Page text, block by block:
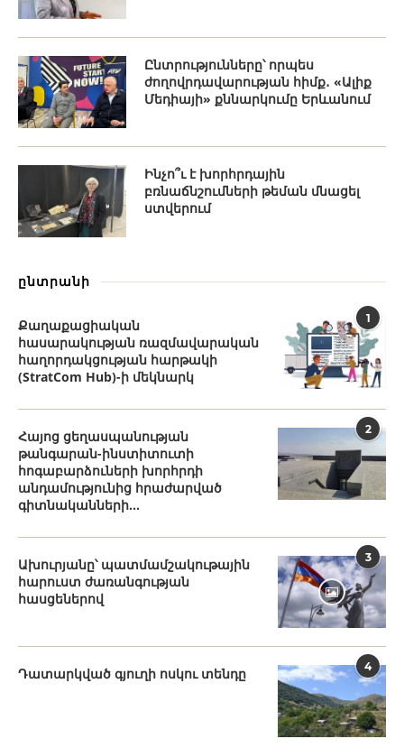
Ընտրությունները՝ որպես
ժողովրդավարության հիմք․ «Ալիք
Մեդիայի» քննարկումը Երևանում
Ինչո՞ւ է խորհրդային
բռնաճնշումների թեման մնացել
ստվերում
ընտրանի
1
Քաղաքացիական
հասարակության ռազմավարական
հաղորդակցության հարթակի
(StratCom Hub)-ի մեկնարկ
2
Հայոց ցեղասպանության
թանգարան-ինստիտուտի
հոգաբարձուների խորհրդի
անդամությունից հրաժարված
գիտնականների...
3
Ախուրյանը՝ պատմամշակութային
հարուստ ժառանգության
հասցեներով
4
Դատարկված գյուղի ոսկու տենդը